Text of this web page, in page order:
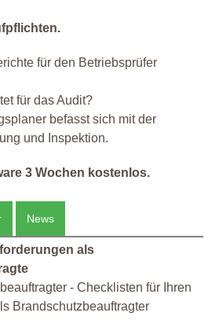
für den Betriebsprüfer
für das Audit?
befasst sich mit der
und Inspektion.
3 Wochen kostenlos.
News
als
- Checklisten für Ihren
Brandschutzbeauftragter